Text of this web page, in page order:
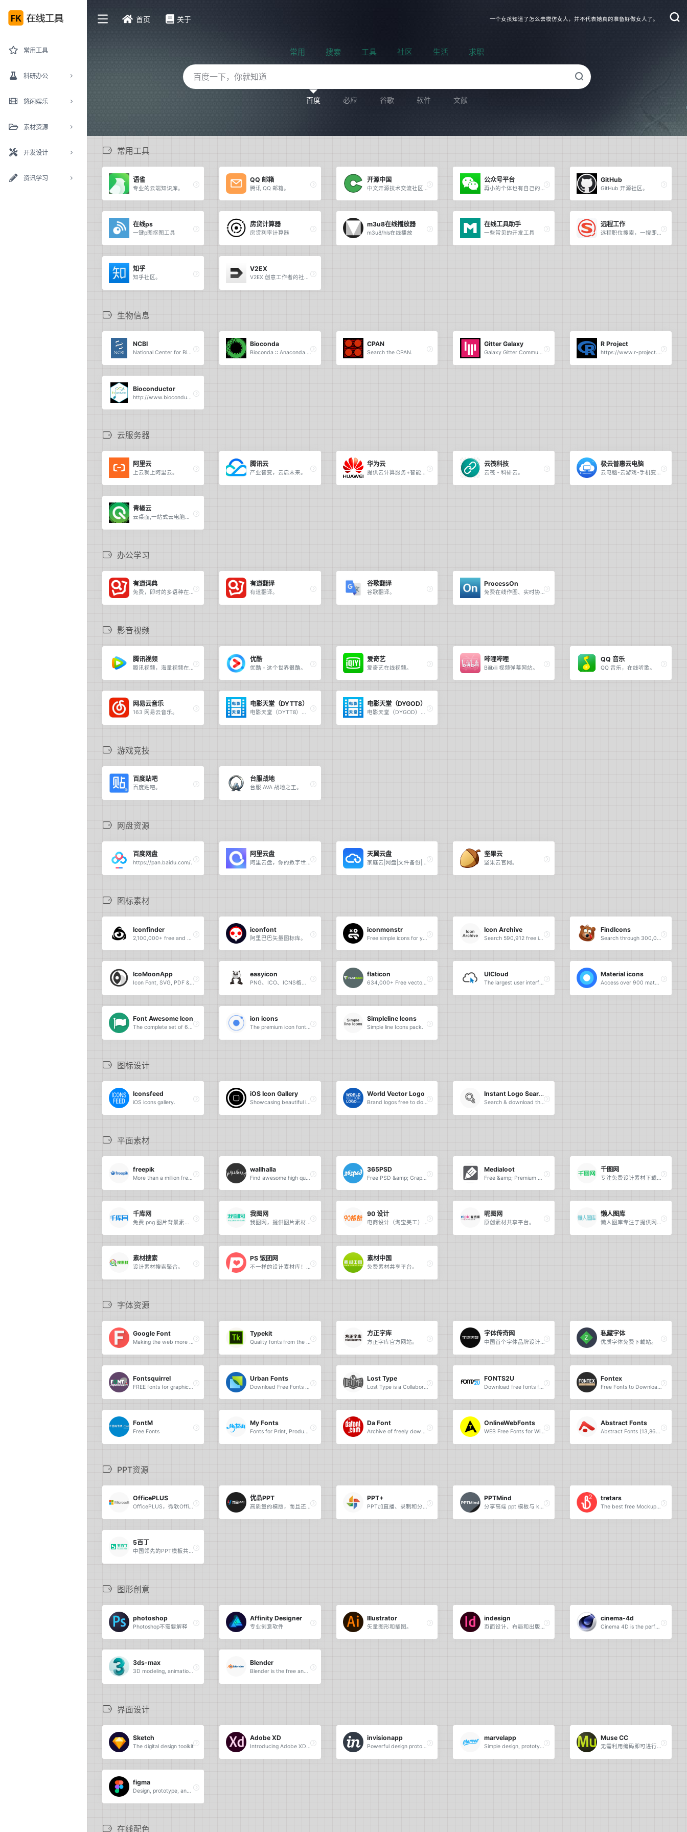
常用工具
科研办公
悠闲娱乐
素材资源
开发设计
资讯学习
首页 关于 一个女孩知道了怎么去模仿女人，并不代表她真的准备好做女人了。
常用 搜索 工具 社区 生活 求职
百度 必应 谷歌 软件 文献
常用工具
语雀
专业的云端知识库。
QQ 邮箱
腾讯 QQ 邮箱。
开源中国
中文开源技术交流社区。
公众号平台
再小的个体也有自己的品牌。
GitHub
GitHub 开源社区。
在线ps
一键p图抠图工具
房贷计算器
房贷利率计算器
m3u8在线播放器
m3u8/hls在线播放
在线工具助手
一些常见的开发工具
远程工作
远程职位搜索，一搜即达。
知乎
知乎社区。
V2EX
V2EX 创意工作者的社区。
生物信息
NCBI
National Center for Biotechnology Information.
Bioconda
Bioconda :: Anaconda.org.
CPAN
Search the CPAN.
Gitter Galaxy
Galaxy Gitter Community.
R Project
https://www.r-project.org
Bioconductor
http://www.bioconductor.org
云服务器
阿里云
上云就上阿里云。
腾讯云
产业智变，云启未来。
华为云
提供云计算服务+智能，见未来-华为云。
云筏科技
云筏 - 科研云。
极云普惠云电脑
云电脑-云游戏-手机变电脑软件。
青椒云
云桌面,一站式云电脑服务平台。
办公学习
有道词典
免费，即时的多语种在线翻译。
有道翻译
有道翻译。
谷歌翻译
谷歌翻译。
ProcessOn
免费在线作图、实时协作。
影音视频
腾讯视频
腾讯视频，海量视频在线观看。
优酷
优酷 - 这个世界很酷。
爱奇艺
爱奇艺在线视频。
哔哩哔哩
Bilibili 视频弹幕网站。
QQ 音乐
QQ 音乐，在线听歌。
网易云音乐
163 网易云音乐。
电影天堂（DYTT8）
电影天堂（DYTT8），高清电影下载。
电影天堂（DYGOD）
电影天堂（DYGOD），高清电影下载。
游戏竞技
百度贴吧
百度贴吧。
台服战地
台服 AVA 战地之王。
网盘资源
百度网盘
https://pan.baidu.com/.
阿里云盘
阿里云盘，你的数字世界。
天翼云盘
家庭云|网盘|文件备份|资源分享。
坚果云
坚果云官网。
图标素材
Iconfinder
2,100,000+ free and premium vector icons.
iconfont
阿里巴巴矢量图标库。
iconmonstr
Free simple icons for your next project.
Icon Archive
Search 590,912 free icons.
FindIcons
Search through 300,000 free icons.
IcoMoonApp
Icon Font, SVG, PDF &amp; PNG Generator.
easyicon
PNG、ICO、ICNS格式图标搜索、图标下载服务。
flaticon
634,000+ Free vector icons in SVG, PSD, PNG, EPS format or as ICON FONT.
UICloud
The largest user interface design database in the world.
Material icons
Access over 900 material system icons, available in a variety of sizes and densities, and as a web font.
Font Awesome Icon
The complete set of 675 icons in Font Awesome.
ion icons
The premium icon font for Ionic Framework.
Simpleline Icons
Simple line Icons pack.
图标设计
Iconsfeed
iOS icons gallery.
iOS Icon Gallery
Showcasing beautiful icon designs from the iOS App Store.
World Vector Logo
Brand logos free to download.
Instant Logo Search
Search & download thousands of logos instantly.
平面素材
freepik
More than a million free vectors, PSD, photos and free icons.
wallhalla
Find awesome high quality wallpapers for desktop and mobile in one place.
365PSD
Free PSD &amp; Graphics, Illustrations.
Medialoot
Free &amp; Premium Design Resources &mdash; Medialoot.
千图网
专注免费设计素材下载的网站.
千库网
免费 png 图片背景素材下载。
我图网
我图网，提供图片素材及模板下载，专注正版设计作品交易。
90 设计
电商设计（淘宝美工）千图免费淘宝素材库。
昵图网
原创素材共享平台。
懒人图库
懒人图库专注于提供网页素材下载。
素材搜索
设计素材搜索聚合。
PS 饭团网
不一样的设计素材库！让自己的设计与众不同！
素材中国
免费素材共享平台。
字体资源
Google Font
Making the web more beautiful, fast, and open through great typography.
Typekit
Quality fonts from the world’s best foundries.
方正字库
方正字库官方网站。
字体传奇网
中国首个字体品牌设计师交流网。
私藏字体
优质字体免费下载站。
Fontsquirrel
FREE fonts for graphic designers.
Urban Fonts
Download Free Fonts and Free Dingbats.
Lost Type
Lost Type is a Collaborative Digital Type Foundry.
FONTS2U
Download free fonts for Windows and Macintosh.
Fontex
Free Fonts to Download + Premium Typefaces.
FontM
Free Fonts
My Fonts
Fonts for Print, Products & Screens.
Da Font
Archive of freely downloadable fonts.
OnlineWebFonts
WEB Free Fonts for Windows and Mac / Font free Download.
Abstract Fonts
Abstract Fonts (13,866 free fonts).
PPT资源
OfficePLUS
OfficePLUS，微软Office官方在线模板网站！
优品PPT
高质量的模版，而且还有PPT图表，PPT背景图等资源。
PPT+
PPT加直播、录制和分享—PPT+语音内容分享平台。
PPTMind
分享高端 ppt 模板与 keynote 模板的数字作品交易平台。
tretars
The best free Mockups from the Web.
5百丁
中国领先的PPT模板共享平台。
图形创意
photoshop
Photoshop不需要解释
Affinity Designer
专业创意软件
Illustrator
矢量图形和插图。
indesign
页面设计、布局和出版。
cinema-4d
Cinema 4D is the perfect package for all 3D artists who want to achieve breathtaking results fast and hassle-free.
3ds-max
3D modeling, animation, and rendering software
Blender
Blender is the free and open source 3D creation suite.
界面设计
Sketch
The digital design toolkit
Adobe XD
Introducing Adobe XD. Design. Prototype. Experience.
invisionapp
Powerful design prototyping tools
marvelapp
Simple design, prototyping and collaboration
Muse CC
无需利用编码即可进行网站设计。
figma
Design, prototype, and gather feedback all in one place with Figma.
在线配色